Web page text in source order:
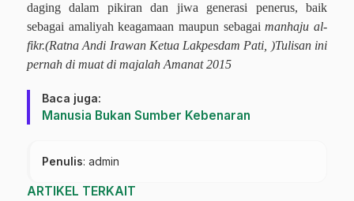
daging dalam pikiran dan jiwa generasi penerus, baik
sebagai amaliyah keagamaan maupun sebagaimanhaju al-
fikr.(Ratna Andi Irawan Ketua Lakpesdam Pati, )Tulisan ini
pernah di muat di majalah Amanat 2015
Baca juga:
Manusia Bukan Sumber Kebenaran
Penulis: admin
ARTIKEL TERKAIT